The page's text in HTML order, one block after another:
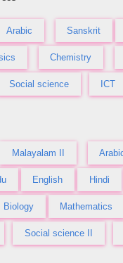
Arabic Sanskrit
Chemistry
Social science ICT
Malayalam II
English Hindi
Biology Mathematics
Social science II